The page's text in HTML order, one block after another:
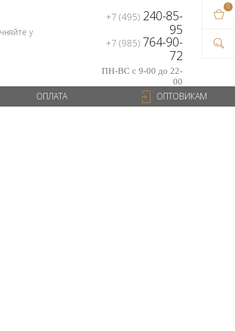
у
+7 (495) 240-85-
95
+7 (985) 764-90-
72
ПН-ВС с 9-00 до 22-
00
ОПЛАТА ОПТОВИКАМ
0
В
на